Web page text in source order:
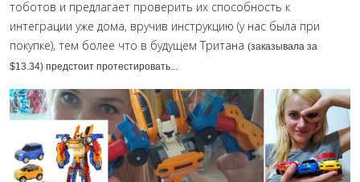
тоботов и предлагает проверить их способность к
интеграции уже дома, вручив инструкцию (у нас была при
покупке), тем более что в будущем Тритана (заказывала за
$13.34) предстоит протестировать...